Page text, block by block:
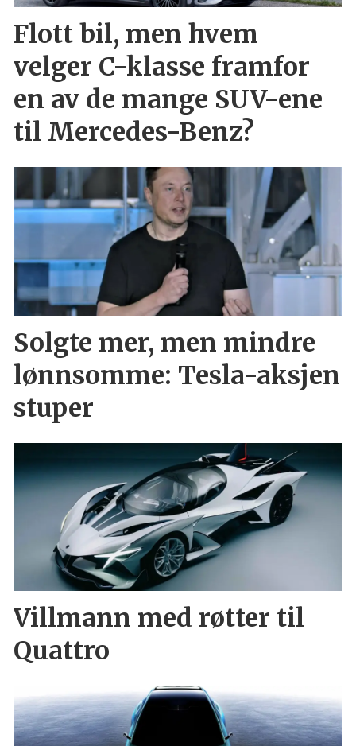
Flott bil, men hvem
velger C-klasse framfor
en av de mange SUV-ene
til Mercedes-Benz?
Solgte mer, men mindre
lønnsomme: Tesla-aksjen
stuper
Villmann med røtter til
Quattro